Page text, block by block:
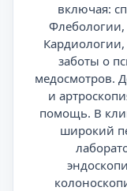
включая:
заботы о
медосмотров.
и
помощь. В
широкий